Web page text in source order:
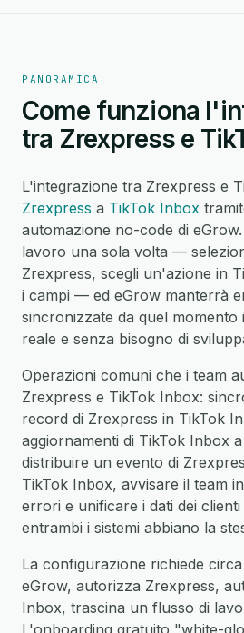
PANORAMICA
Come funziona
tra Zrexpress e
L'integrazione tra Zrexpress e
Zrexpress a TikTok Inbox
automazione no-code di
lavoro una sola volta —
Zrexpress, scegli un'azione in
i campi — ed eGrow manterrà
sincronizzate da quel momento
reale e senza bisogno di
Operazioni comuni che i team
Zrexpress e TikTok Inbox:
record di Zrexpress in TikTok
aggiornamenti di TikTok Inbox
distribuire un evento di
TikTok Inbox, avvisare il team
errori e unificare i dati dei
entrambi i sistemi abbiano la
La configurazione richiede
eGrow, autorizza Zrexpress,
Inbox, trascina un flusso di
L'onboarding gratuito "white-